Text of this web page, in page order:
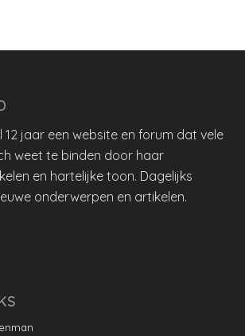
12 jaar een website en forum dat vele
weet te binden door haar
en hartelijke toon. Dagelijks
onderwerpen en artikelen.